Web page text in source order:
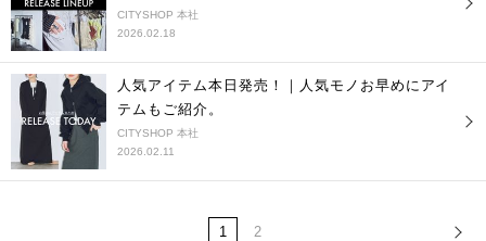
CITYSHOP 本社
2026.02.18
人気アイテム本日発売！｜人気モノお早めにアイ
テムもご紹介。
CITYSHOP 本社
2026.02.11
1 2